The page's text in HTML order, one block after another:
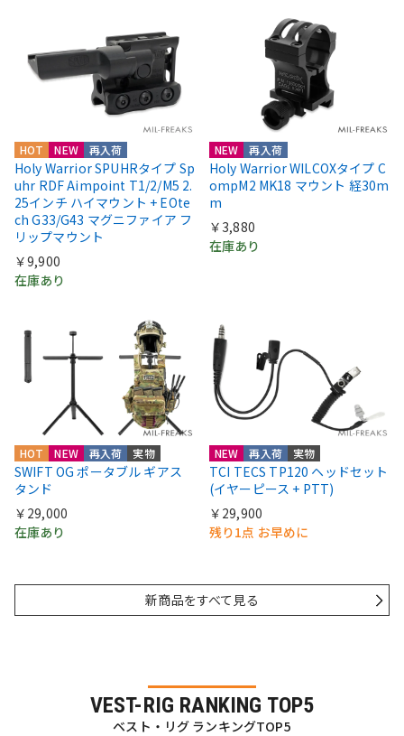
HOT NEW 再入荷
Holy Warrior SPUHRタイプ Sp
uhr RDF Aimpoint T1/2/M5 2.
25インチ ハイマウント + EOte
ch G33/G43 マグニファイア フ
リップマウント
￥9,900
在庫あり
NEW 再入荷
Holy Warrior WILCOXタイプ C
ompM2 MK18 マウント 経30m
m
￥3,880
在庫あり
HOT NEW 再入荷 実物
SWIFT OG ポータブル ギアス
タンド
￥29,000
在庫あり
NEW 再入荷 実物
TCI TECS TP120 ヘッドセット
(イヤーピース + PTT)
￥29,900
残り1点 お早めに
新商品をすべて見る
VEST-RIG RANKING TOP5
ベスト・リグ ランキングTOP5